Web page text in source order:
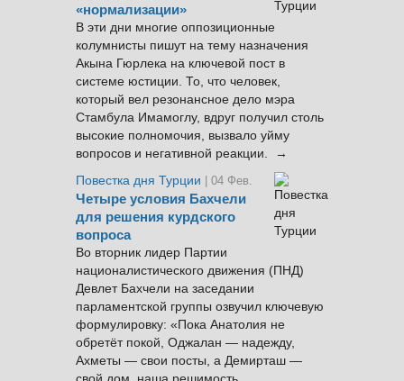
«нормализации»
В эти дни многие оппозиционные
колумнисты пишут на тему назначения
Акына Гюрлека на ключевой пост в
системе юстиции. То, что человек,
который вел резонансное дело мэра
Стамбула Имамоглу, вдруг получил столь
высокие полномочия, вызвало уйму
вопросов и негативной реакции. →
Повестка дня Турции
| 04 Фев.
Четыре условия Бахчели
для решения курдского
вопроса
Во вторник лидер Партии
националистического движения (ПНД)
Девлет Бахчели на заседании
парламентской группы озвучил ключевую
формулировку: «Пока Анатолия не
обретёт покой, Оджалан — надежду,
Ахметы — свои посты, а Демирташ —